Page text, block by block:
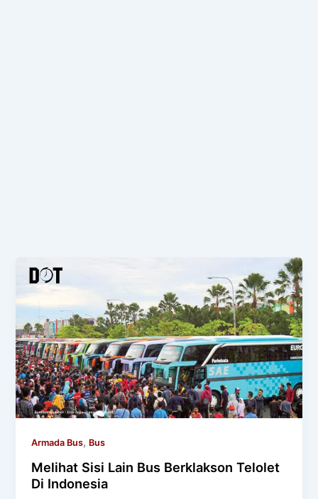
Armada Bus, Bus
Melihat Sisi Lain Bus Berklakson Telolet
Di Indonesia